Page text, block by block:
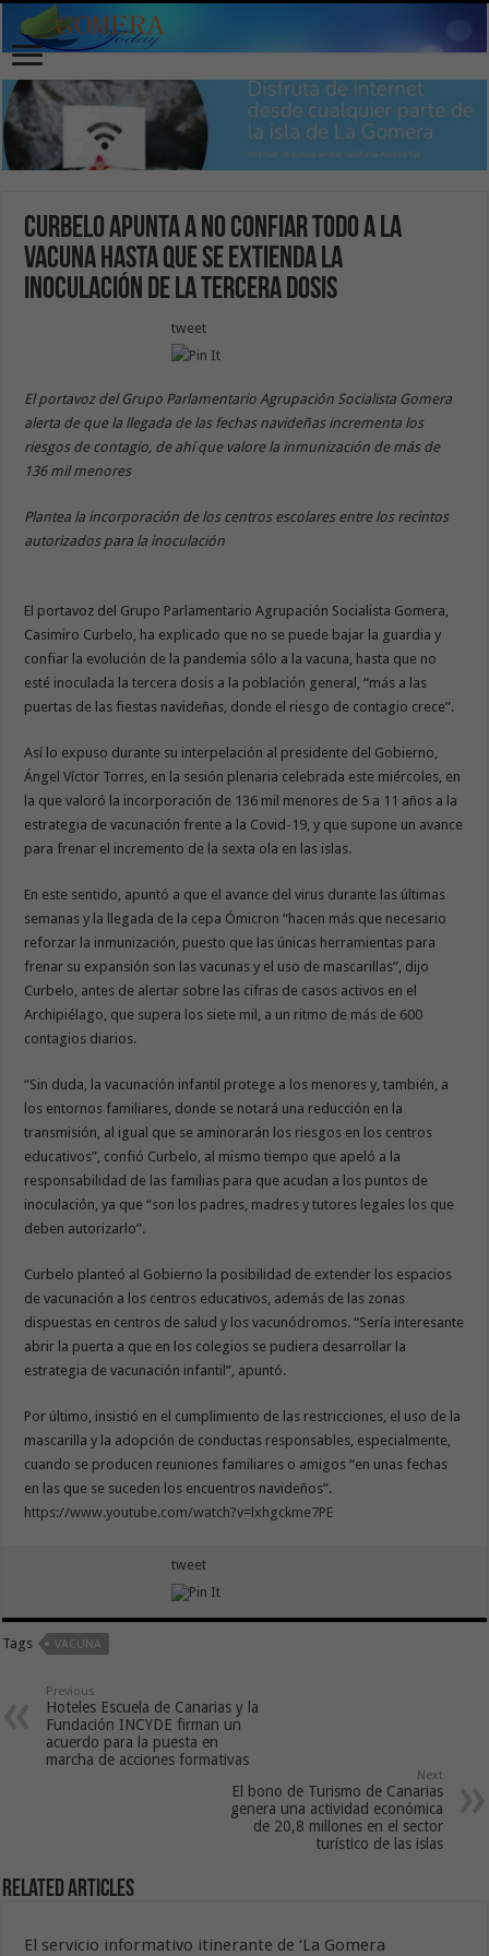
Curbelo apunta a no confiar todo a la
vacuna hasta que se extienda la
inoculación de la tercera dosis
tweet
El portavoz del Grupo Parlamentario Agrupación Socialista Gomera
alerta de que la llegada de las fechas navideñas incrementa los
riesgos de contagio, de ahí que valore la inmunización de más de
136 mil menores
Plantea la incorporación de los centros escolares entre los recintos
autorizados para la inoculación
El portavoz del Grupo Parlamentario Agrupación Socialista Gomera,
Casimiro Curbelo, ha explicado que no se puede bajar la guardia y
confiar la evolución de la pandemia sólo a la vacuna, hasta que no
esté inoculada la tercera dosis a la población general, “más a las
puertas de las fiestas navideñas, donde el riesgo de contagio crece”.
Así lo expuso durante su interpelación al presidente del Gobierno,
Ángel Víctor Torres, en la sesión plenaria celebrada este miércoles, en
la que valoró la incorporación de 136 mil menores de 5 a 11 años a la
estrategia de vacunación frente a la Covid-19, y que supone un avance
para frenar el incremento de la sexta ola en las islas.
En este sentido, apuntó a que el avance del virus durante las últimas
semanas y la llegada de la cepa Ómicron “hacen más que necesario
reforzar la inmunización, puesto que las únicas herramientas para
frenar su expansión son las vacunas y el uso de mascarillas”, dijo
Curbelo, antes de alertar sobre las cifras de casos activos en el
Archipiélago, que supera los siete mil, a un ritmo de más de 600
contagios diarios.
“Sin duda, la vacunación infantil protege a los menores y, también, a
los entornos familiares, donde se notará una reducción en la
transmisión, al igual que se aminorarán los riesgos en los centros
educativos”, confió Curbelo, al mismo tiempo que apeló a la
responsabilidad de las familias para que acudan a los puntos de
inoculación, ya que “son los padres, madres y tutores legales los que
deben autorizarlo”.
Curbelo planteó al Gobierno la posibilidad de extender los espacios
de vacunación a los centros educativos, además de las zonas
dispuestas en centros de salud y los vacunódromos. “Sería interesante
abrir la puerta a que en los colegios se pudiera desarrollar la
estrategia de vacunación infantil”, apuntó.
Por último, insistió en el cumplimiento de las restricciones, el uso de la
mascarilla y la adopción de conductas responsables, especialmente,
cuando se producen reuniones familiares o amigos “en unas fechas
en las que se suceden los encuentros navideños”.
https://www.youtube.com/watch?v=lxhgckme7PE
tweet
Tags VACUNA
Previous
Hoteles Escuela de Canarias y la
Fundación INCYDE firman un
acuerdo para la puesta en
marcha de acciones formativas
Next
El bono de Turismo de Canarias
genera una actividad económica
de 20,8 millones en el sector
turístico de las islas
Related Articles
El servicio informativo itinerante de ‘La Gomera